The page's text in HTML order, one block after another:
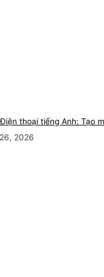
Điện thoại tiếng Anh: Tạo
2026